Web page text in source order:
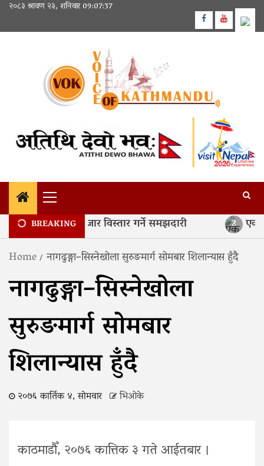
Skip
content
२०८३ श्रावण २३, शनिवार09:07:38
Facebook
Youtube
Primary
Menu
BREAKING
उत्पादनको बजार विस्तार गर्ने समझदारी
एक
Home नागढुङ्गा–सिस्नेखोला सुरुङमार्ग सोमबार शिलान्यास हुँदै
नागढुङ्गा–सिस्नेखोला
सुरुङमार्ग सोमबार
शिलान्यास हुँदै
२०७६ कार्तिक ४, सोमवार भिओके
काठमाडौँ, २०७६ कात्तिक ३ गते आईतबार ।